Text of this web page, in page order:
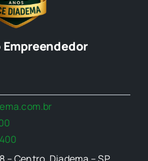
Empreendedor